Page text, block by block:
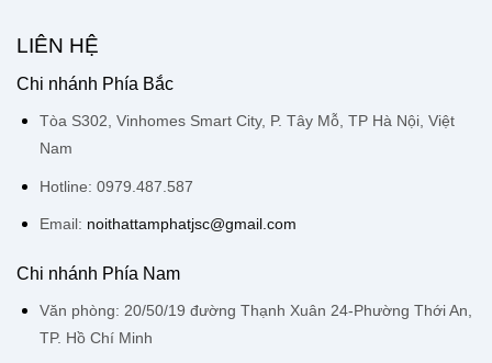
LIÊN HỆ
Chi nhánh Phía Bắc
Tòa S302, Vinhomes Smart City, P. Tây Mỗ, TP Hà Nội, Việt
Nam
Hotline: 0979.487.587
Email: noithattamphatjsc@gmail.com
Chi nhánh Phía Nam
Văn phòng: 20/50/19 đường Thạnh Xuân 24-Phường Thới An,
TP. Hồ Chí Minh